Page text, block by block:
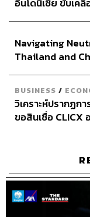
กิโลเมตร วิ่งได้ต่อ
รถจ๊อกกิ้งผ่านระย
ชีวิตผมมาก เพราะ
ทั้งหมดคือจุดเริ่มต้
10 กิโลเมตร ใช้เ
น้อย แต่จะบังคับใ
ค่อยๆ ไป ใช้สิ่งนี้เ
บอกตรง
วัน แต่เป้
สุขภาพเร
นานที่สุด
อินโดนีเซีย ขับเค
อินโดนีเซีย
Navigating
Thailand and
BUSINESS /
วิเคราะห์ปรากฏก
ขอสินเชื่อ CLICX